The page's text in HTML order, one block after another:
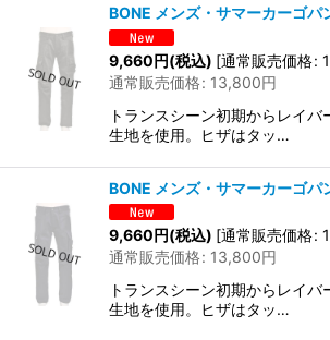
在庫あり
並び順:
BONE メンズ・サマーカーゴパ
9,660円(税込) [通常販売価格:
通常販売価格: 13,800円
トランスシーン初期からレイ
生地を使用。ヒザはタッ…
BONE メンズ・サマーカーゴパ
9,660円(税込) [通常販売価格:
通常販売価格: 13,800円
トランスシーン初期からレイ
生地を使用。ヒザはタッ…